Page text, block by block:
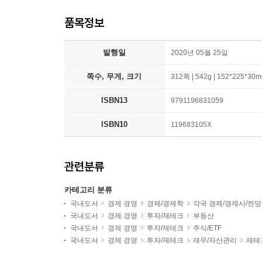
품목정보
발행일 2020년 05월 25일
쪽수, 무게, 크기 312쪽 | 542g |
ISBN13 9791196831059
ISBN10 119683105X
관련분류
카테고리 분류
국내도서 경제 경영 경제/경제학 각국 경제/경제사/전망
국내도서
경제 경영 투자/재테크
부동산
국내도서
경제 경영 투자/재테크
주식/ETF
국내도서
경제 경영 투자/재테크 재무/자산관리 재테